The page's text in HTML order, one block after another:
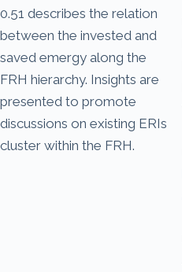
0.51 describes the relation
between the invested and
saved emergy along the
FRH hierarchy. Insights are
presented to promote
discussions on existing ERIs
cluster within the FRH.